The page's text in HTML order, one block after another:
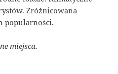
Zróżnicowana
popularności.
miejsca.